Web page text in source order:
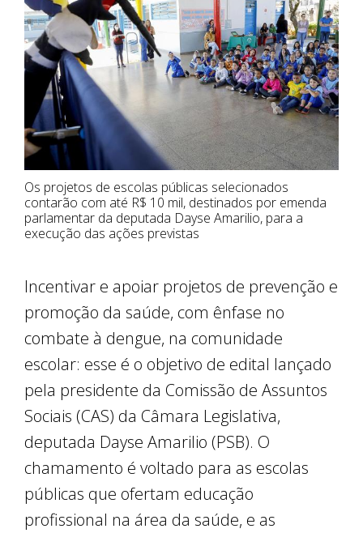
Os projetos de escolas públicas selecionados
contarão com até R$ 10 mil, destinados por emenda
parlamentar da deputada Dayse Amarilio, para a
execução das ações previstas
Incentivar e apoiar projetos de prevenção e
promoção da saúde, com ênfase no
combate à dengue, na comunidade
escolar: esse é o objetivo de edital lançado
pela presidente da Comissão de Assuntos
Sociais (CAS) da Câmara Legislativa,
deputada Dayse Amarilio (PSB). O
chamamento é voltado para as escolas
públicas que ofertam educação
profissional na área da saúde, e as